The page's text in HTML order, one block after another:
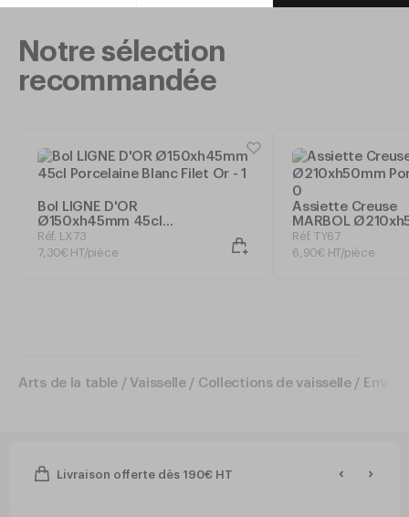
Notre sélection
recommandée
Bol LIGNE D'OR
Ø150xh45mm 45cl
Porcelaine Blanc Filet
Or
Réf. LX73
7, 30€ HT/pièce
Assiette Creuse
MARBOL
Porcelaine Blanc
Réf. TY67
6 90€ HT/pièce
Arts de la table / Vaisselle / Collections de vaisselle / Emma
Livraison offerte dès 190€ HT